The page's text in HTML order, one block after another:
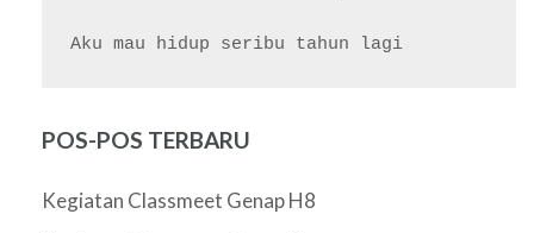
POS-POS TERBARU
Kegiatan Classmeet Genap H8